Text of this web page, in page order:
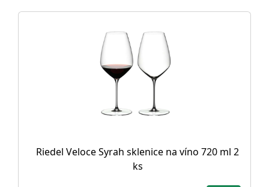
Riedel Veloce Syrah sklenice na víno 720 ml 2
ks